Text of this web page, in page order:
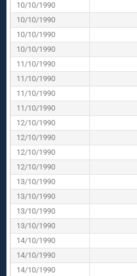
10/10/1990
10/10/1990
10/10/1990
10/10/1990
11/10/1990
11/10/1990
11/10/1990
11/10/1990
12/10/1990
12/10/1990
12/10/1990
12/10/1990
13/10/1990
13/10/1990
13/10/1990
13/10/1990
14/10/1990
14/10/1990
14/10/1990